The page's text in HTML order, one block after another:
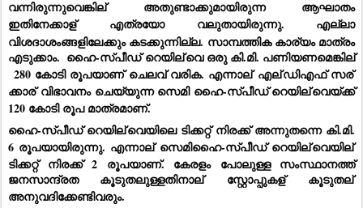
വന്നിരുന്നുവെങ്കില് അതുണ്ടാക്കുമായിരുന്ന ആഘാതം
ഇതിനേക്കാള് എത്രയോ വലുതായിരുന്നു. എല്ലാ
വിശദാശംങ്ങളിലേക്കും കടക്കുന്നില്ല. സാമ്പത്തിക കാര്യം മാത്രം
എടുക്കാം.  ഹൈ-സ്പീഡ് റെയില്വെ ഒരു കി.മി. പണിയണമെങ്കില്
280 കോടി രൂപയാണ് ചെലവ് വരിക. എന്നാല് എല്ഡിഎഫ് സര്
ക്കാര് വിഭാവനം ചെയ്യുന്ന സെമി ഹൈ-സ്പീഡ് റെയില്വെയ്ക്ക്
120 കോടി രൂപ മാത്രമാണ്.
ഹൈ-സ്പീഡ് റെയില്വെയിലെ ടിക്കറ്റ് നിരക്ക് അന്നുതന്നെ കി.മി.
6 രൂപയായിരുന്നു. എന്നാല് സെമിഹൈ-സ്പീഡ് റെയില്വെയില്
ടിക്കറ്റ് നിരക്ക് 2 രൂപയാണ്. കേരളം പോലുള്ള സംസ്ഥാനത്ത്
ജനസാന്ദ്രത കൂടുതലുള്ളതിനാല് സ്റ്റോപ്പുകള് കൂടുതല്
അനുവദിക്കേണ്ടിവരും.